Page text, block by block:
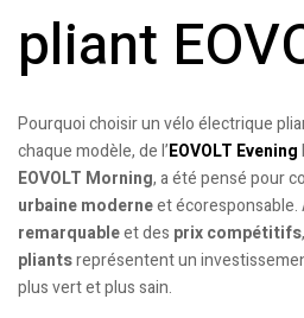
pliant
Pourquoi choisir un vélo électrique
chaque modèle, de l’EOVOLT Evening
EOVOLT Morning, a été pensé pour
urbaine moderneet écoresponsable.
remarquableet des prix compétitifs
pliantsreprésentent un
plus vert et plus sain.